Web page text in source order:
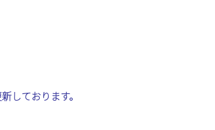
しております。